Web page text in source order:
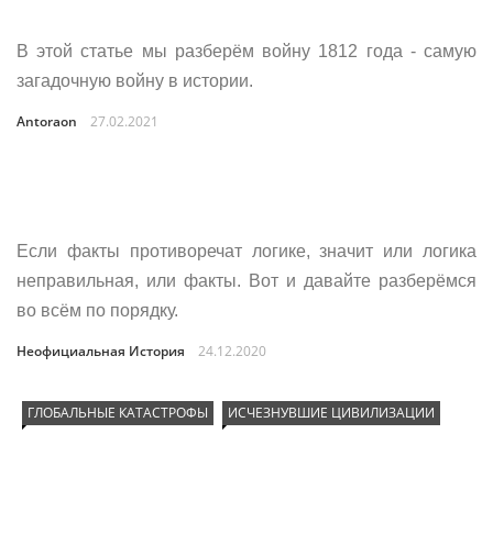
В этой статье мы разберём войну 1812 года - самую
загадочную войну в истории.
Antoraon 27.02.2021
Если факты противоречат логике, значит или логика
неправильная, или факты. Вот и давайте разберёмся
во всём по порядку.
Неофициальная История 24.12.2020
ГЛОБАЛЬНЫЕ КАТАСТРОФЫ ИСЧЕЗНУВШИЕ ЦИВИЛИЗАЦИИ